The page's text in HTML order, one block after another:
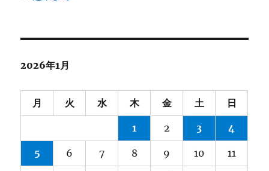
2026年1月
月 火 水 木 金 土 日
1 2 3 4
5 6 7 8 9 10 11